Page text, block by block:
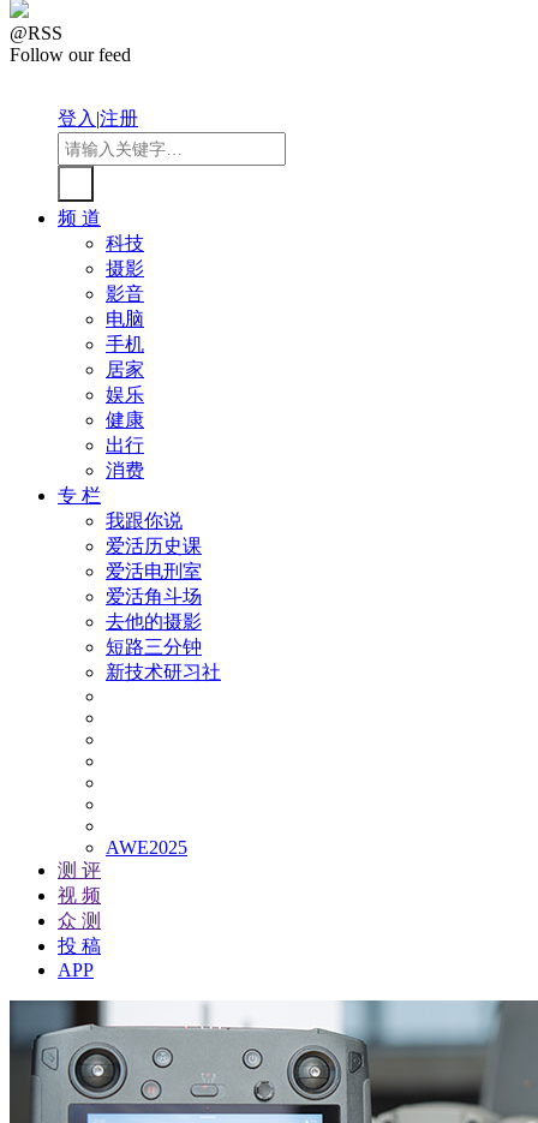
@RSS
Follow our feed
登入|注册
频 道
科技
摄影
影音
电脑
手机
居家
娱乐
健康
出行
消费
专 栏
我跟你说
爱活历史课
爱活电刑室
爱活角斗场
去他的摄影
短路三分钟
新技术研习社
AWE2025
测 评
视 频
众 测
投 稿
APP